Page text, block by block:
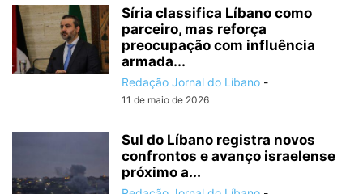
Síria classifica Líbano como
parceiro, mas reforça
preocupação com influência
armada...
Redação Jornal do Líbano -
11 de maio de 2026
Sul do Líbano registra novos
confrontos e avanço israelense
próximo a...